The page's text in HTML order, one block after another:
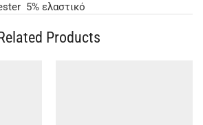
5% ελαστικό
Products